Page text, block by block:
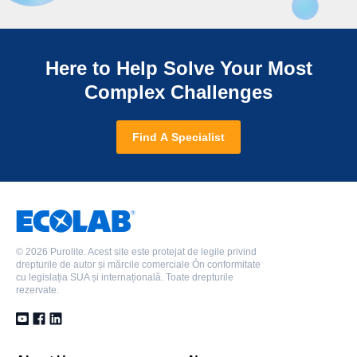
Here to Help Solve Your Most
Complex Challenges
Find A Specialist
© 2026 Purolite. Acest site este protejat de legile privind
drepturile de autor și mărcile comerciale Ón conformitate
cu legislația SUA și internațională. Toate drepturile
rezervate.